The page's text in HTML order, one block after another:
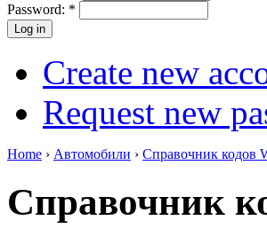
Password: *
Create new
Request new
Home › Автомобили › Справочник кодов
Справочник